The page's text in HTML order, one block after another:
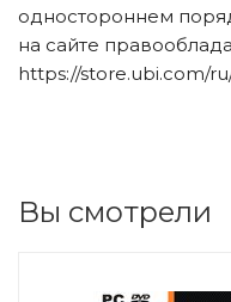
одностороннем
на сайте
https://store.ubi.com/
Вы смотрели